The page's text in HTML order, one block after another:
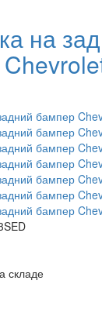
на
складе